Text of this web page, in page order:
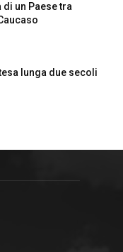
un Paese tra
lunga due secoli